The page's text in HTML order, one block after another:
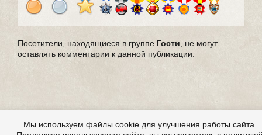
Посетители, находящиеся в группе Гости , не могут
оставлять комментарии к данной публикации.
Мы используем файлы cookie для улучшения работы сайта.